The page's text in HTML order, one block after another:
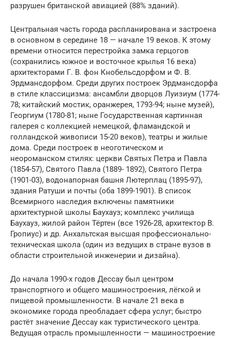
разрушен британской авиацией (88% зданий).
Центральная часть города распланирована и застроена
в основном в середине 18 — начале 19 веков. К этому
времени относится перестройка замка герцогов
(сохранились южное и восточное крылья 16 века)
архитекторами Г. В. фон Кнобельсдорфом и Ф. В.
Эрдмансдорфом. Среди других построек Эрдмансдорфа
в стиле классицизма: ансамбли дворцов Луизиум (1774-
78; китайский мостик, оранжерея, 1793-94; ныне музей),
Георгиум (1780-81; ныне Государственная картинная
галерея с коллекцией немецкой, фламандской и
голландской живописи 15-20 веков), театры и жилые
дома. Среди построек в неоготическом и
неороманском стилях: церкви Святых Петра и Павла
(1854-57), Святого Павла (1889- 1892), Святого Петра
(1901-03), водонапорная башня Лютерплац (1895-97),
здания Ратуши и почты (оба 1899-1901). В список
Всемирного наследия включены памятники
архитектурной школы Баухауз; комплекс училища
Баухауз, жилой район Тёртен (все 1926-28, архитектор В.
Гропиус) и др. Анхальтская высшая профессионально-
техническая школа (один из ведущих в стране вузов в
области строительной инженерии и дизайна).
До начала 1990-х годов Дессау был центром
транспортного и общего машиностроения, лёгкой и
пищевой промышленности. В начале 21 века в
экономике города преобладает сфера услуг; быстро
растёт значение Дессау как туристического центра.
Ведущая отрасль промышленности — машиностроение